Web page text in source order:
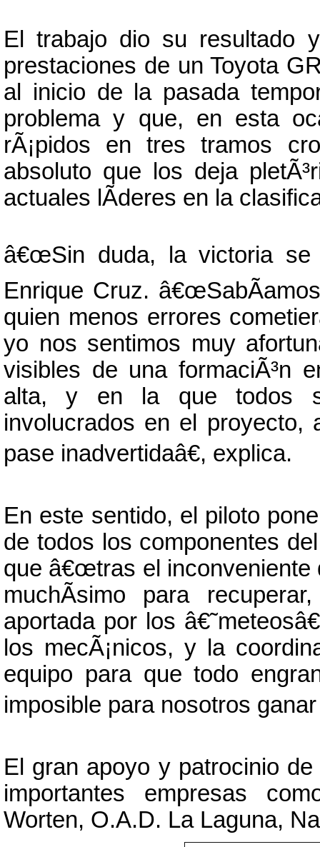
El trabajo dio su resultado
prestaciones de un Toyota
al inicio de la pasada
problema y que, en esta
rÃ¡pidos en tres tramos
absoluto que los deja
actuales lÃ­deres en la
â€œSin duda, la victoria se
Enrique Cruz.
quien menos errores
yo nos sentimos muy
visibles de una formaciÃ³n
alta, y en la que todos
involucrados en el proyecto,
pase inadvertidaâ€, explica.
En este sentido, el piloto
de todos los componentes
que â€œtras el inconveniente
muchÃ­simo para
aportada por los
los mecÃ¡nicos, y la
equipo para que todo
imposible para nosotros
El gran apoyo y patrocinio
importantes empresas
Worten, O.A.D. La Laguna,